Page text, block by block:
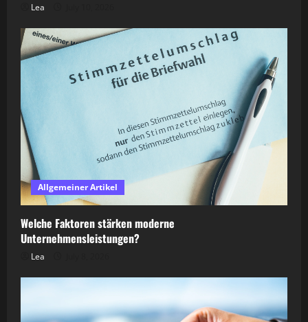
Lea
Allgemeiner Artikel
Welche Faktoren stärken moderne
Unternehmensleistungen?
Lea